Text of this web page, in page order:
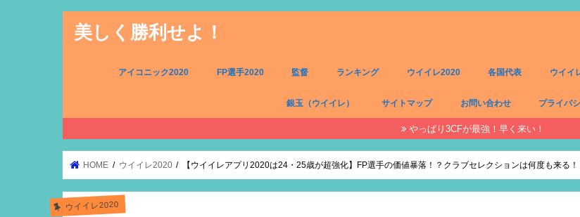
美しく勝利せよ！
アイコニック2020 FP選手2020 監督 ランキング ウイイレ2020 各国代表 ウイイ
銀玉（ウイイレ） サイトマップ お問い合わせ プライバ
やっぱり3CFが最強！早く来い！
HOME ウイイレ2020 【ウイイレアプリ2020は24・25歳が超強化】FP選手の価値暴落！？クラブセレクションは何度も来る！
ウイイレ2020